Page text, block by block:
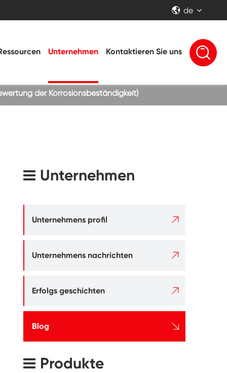
 de
Unternehmen Kontaktieren Sie uns 
der Korrosionsbeständigkeit)
Unternehmen
Unternehmens profil 
Unternehmens nachrichten 
Erfolgs geschichten 
Blog 
Produkte